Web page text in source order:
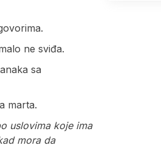
ne sviđa.
sa
marta.
uslovima koje ima
mora da